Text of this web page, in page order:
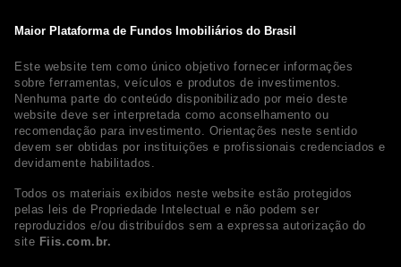
Maior Plataforma de Fundos Imobiliários do Brasil
Este website tem como único objetivo fornecer informações
sobre ferramentas, veículos e produtos de investimentos.
Nenhuma parte do conteúdo disponibilizado por meio deste
website deve ser interpretada como aconselhamento ou
recomendação para investimento. Orientações neste sentido
devem ser obtidas por instituições e profissionais credenciados e
devidamente habilitados.
Todos os materiais exibidos neste website estão protegidos
pelas leis de Propriedade Intelectual e não podem ser
reproduzidos e/ou distribuídos sem a expressa autorização do
site Fiis.com.br.